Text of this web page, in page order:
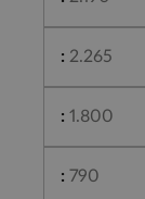
2.265
1.800
790